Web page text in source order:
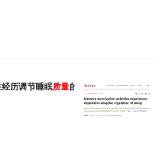
历调节睡眠质量的神经机制